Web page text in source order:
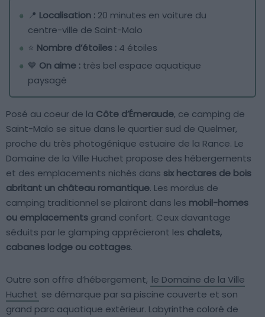
📍 Localisation : 20 minutes en voiture du
centre-ville de Saint-Malo
⭐️ Nombre d’étoiles : 4 étoiles
💙 On aime : très bel espace aquatique
paysagé
Posé au coeur de la Côte d’Émeraude, ce camping de
Saint-Malo se situe dans le quartier sud de Quelmer,
proche du très photogénique estuaire de la Rance. Le
Domaine de la Ville Huchet propose des hébergements
et des emplacements nichés dans six hectares de bois
abritant un château romantique. Les mordus de
camping traditionnel se plairont dans les mobil-homes
ou emplacements grand confort. Ceux davantage
séduits par le glamping apprécieront les chalets,
cabanes lodge ou cottages.
Outre son offre d’hébergement, le Domaine de la Ville
Huchet se démarque par sa piscine couverte et son
grand parc aquatique extérieur. Labyrinthe coloré de